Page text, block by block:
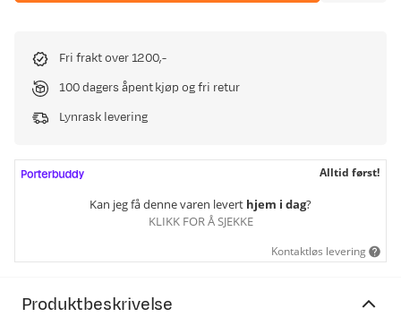
Fri frakt over 1200,-
100 dagers åpent kjøp og fri retur
Lynrask levering
Alltid først!
Kan jeg få denne varen levert hjem i dag?
KLIKK FOR Å SJEKKE
Kontaktløs levering
Produktbeskrivelse